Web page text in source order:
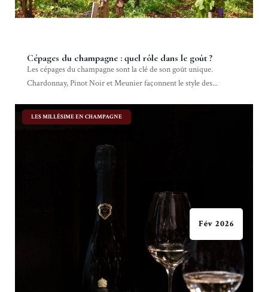
Cépages du champagne : quel rôle dans le goût ?
Les cépages du champagne sont la clé de son goût unique.
Chardonnay, Pinot Noir et Meunier façonnent le style des...
Fév 2026
LES MILLÉSIME EN CHAMPAGNE